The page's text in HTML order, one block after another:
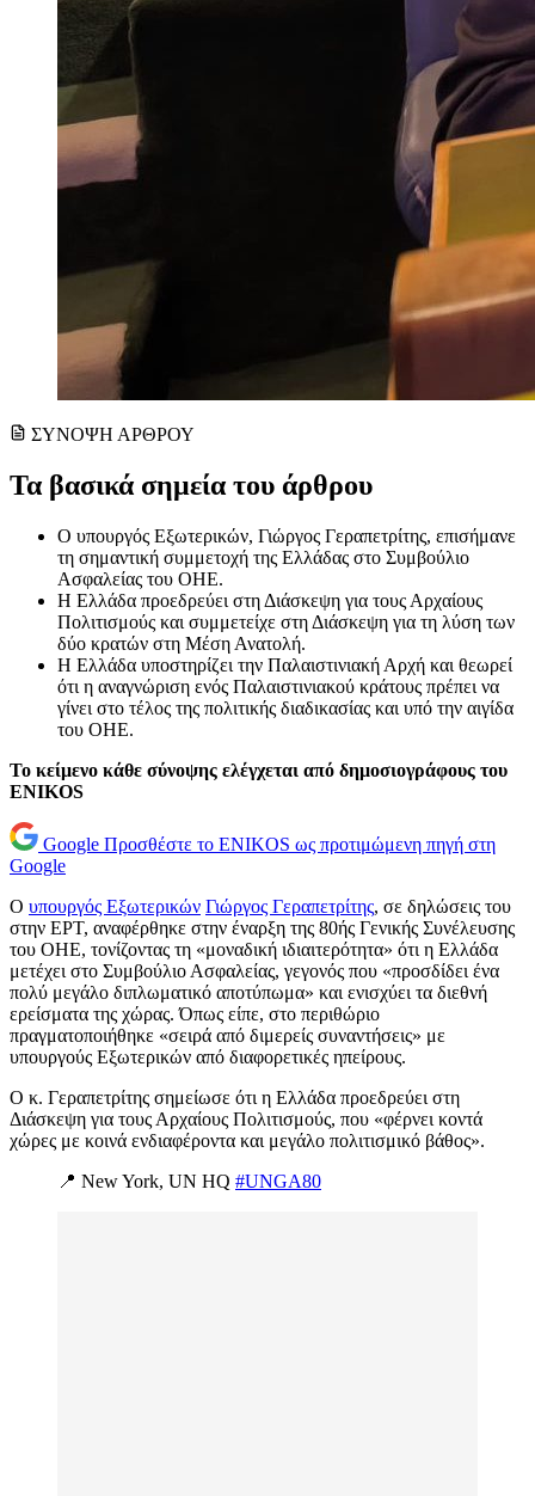
ΣΥΝΟΨΗ ΑΡΘΡΟΥ
Τα βασικά σημεία του άρθρου
Ο υπουργός Εξωτερικών, Γιώργος Γεραπετρίτης, επισήμανε
τη σημαντική συμμετοχή της Ελλάδας στο Συμβούλιο
Ασφαλείας του ΟΗΕ.
Η Ελλάδα προεδρεύει στη Διάσκεψη για τους Αρχαίους
Πολιτισμούς και συμμετείχε στη Διάσκεψη για τη λύση των
δύο κρατών στη Μέση Ανατολή.
Η Ελλάδα υποστηρίζει την Παλαιστινιακή Αρχή και θεωρεί
ότι η αναγνώριση ενός Παλαιστινιακού κράτους πρέπει να
γίνει στο τέλος της πολιτικής διαδικασίας και υπό την αιγίδα
του ΟΗΕ.
Το κείμενο κάθε σύνοψης ελέγχεται από δημοσιογράφους του
ENIKOS
Google Προσθέστε το ENIKOS ως προτιμώμενη πηγή στη
Google
Ο υπουργός Εξωτερικών Γιώργος Γεραπετρίτης, σε δηλώσεις του
στην ΕΡΤ, αναφέρθηκε στην έναρξη της 80ής Γενικής Συνέλευσης
του ΟΗΕ, τονίζοντας τη «μοναδική ιδιαιτερότητα» ότι η Ελλάδα
μετέχει στο Συμβούλιο Ασφαλείας, γεγονός που «προσδίδει ένα
πολύ μεγάλο διπλωματικό αποτύπωμα» και ενισχύει τα διεθνή
ερείσματα της χώρας. Όπως είπε, στο περιθώριο
πραγματοποιήθηκε «σειρά από διμερείς συναντήσεις» με
υπουργούς Εξωτερικών από διαφορετικές ηπείρους.
Ο κ. Γεραπετρίτης σημείωσε ότι η Ελλάδα προεδρεύει στη
Διάσκεψη για τους Αρχαίους Πολιτισμούς, που «φέρνει κοντά
χώρες με κοινά ενδιαφέροντα και μεγάλο πολιτισμικό βάθος».
📍 New York, UN HQ #UNGA80